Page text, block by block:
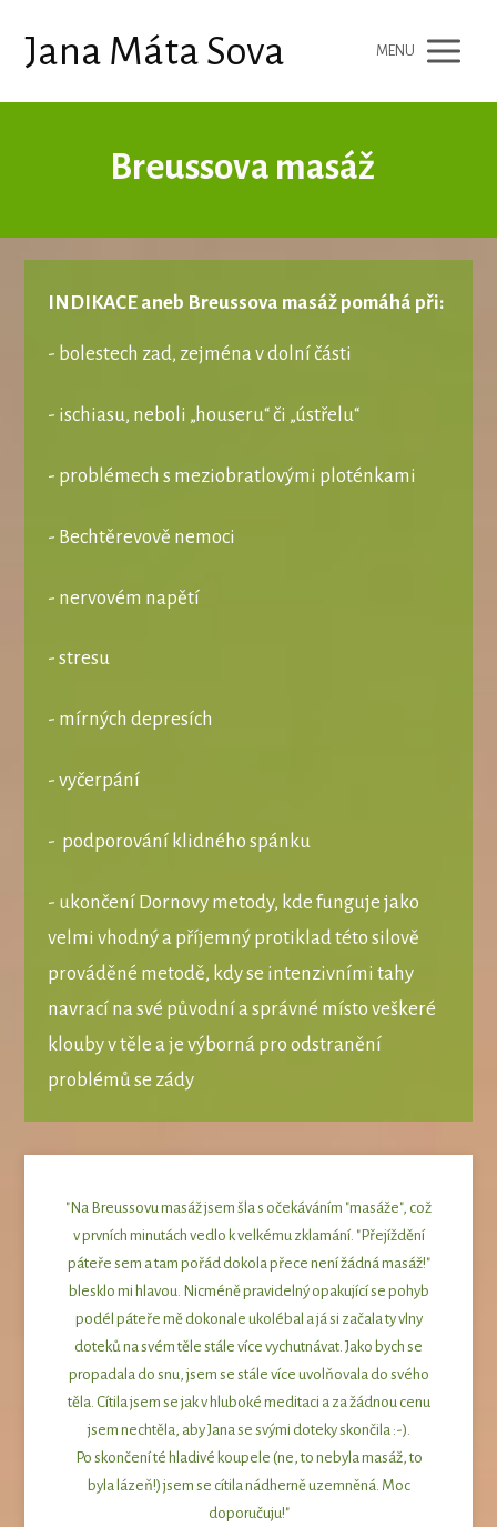
Jana Máta Sova MENU
Breussova masáž
INDIKACE aneb Breussova masáž pomáhá při:
- bolestech zad, zejména v dolní části
- ischiasu, neboli „houseru“ či „ústřelu“
- problémech s meziobratlovými ploténkami
- Bechtěrevově nemoci
- nervovém napětí
- stresu
- mírných depresích
- vyčerpání
- podporování klidného spánku
- ukončení Dornovy metody, kde funguje jako
velmi vhodný a příjemný protiklad této silově
prováděné metodě, kdy se intenzivními tahy
navrací na své původní a správné místo veškeré
klouby v těle a je výborná pro odstranění
problémů se zády
"Na Breussovu masáž jsem šla s očekáváním "masáže", což
v prvních minutách vedlo k velkému zklamání. "Přejíždění
páteře sem a tam pořád dokola přece není žádná masáž!"
blesklo mi hlavou. Nicméně pravidelný opakující se pohyb
podél páteře mě dokonale ukolébal a já si začala ty vlny
doteků na svém těle stále více vychutnávat. Jako bych se
propadala do snu, jsem se stále více uvolňovala do svého
těla. Cítila jsem se jak v hluboké meditaci a za žádnou cenu
jsem nechtěla, aby Jana se svými doteky skončila :-).
Po skončení té hladivé koupele (ne, to nebyla masáž, to
byla lázeň!) jsem se cítila nádherně uzemněná. Moc
doporučuju!"